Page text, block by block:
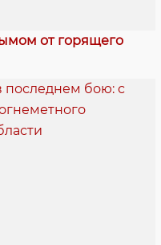
от горящего